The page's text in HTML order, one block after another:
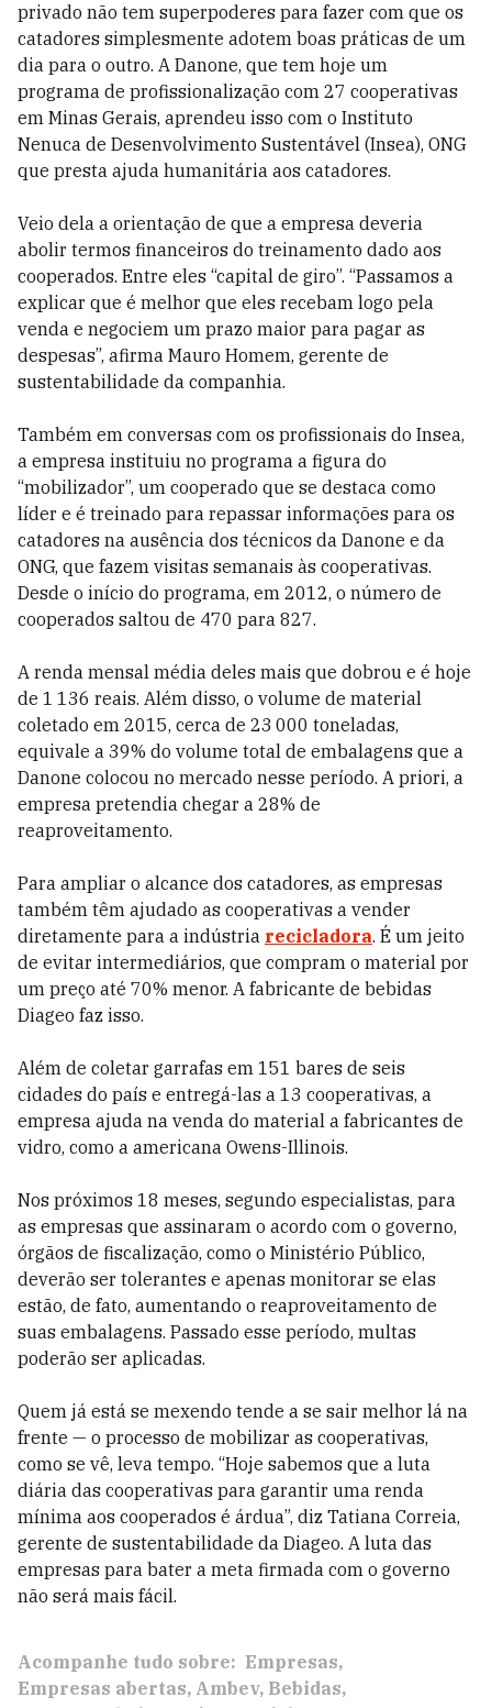
privado não tem superpoderes para fazer com que os
catadores simplesmente adotem boas práticas de um
dia para o outro. A Danone, que tem hoje um
programa de profissionalização com 27 cooperativas
em Minas Gerais, aprendeu isso com o Instituto
Nenuca de Desenvolvimento Sustentável (Insea), ONG
que presta ajuda humanitária aos catadores.
Veio dela a orientação de que a empresa deveria
abolir termos financeiros do treinamento dado aos
cooperados. Entre eles “capital de giro”. “Passamos a
explicar que é melhor que eles recebam logo pela
venda e negociem um prazo maior para pagar as
despesas”, afirma Mauro Homem, gerente de
sustentabilidade da companhia.
Também em conversas com os profissionais do Insea,
a empresa instituiu no programa a figura do
“mobilizador”, um cooperado que se destaca como
líder e é treinado para repassar informações para os
catadores na ausência dos técnicos da Danone e da
ONG, que fazem visitas semanais às cooperativas.
Desde o início do programa, em 2012, o número de
cooperados saltou de 470 para 827.
A renda mensal média deles mais que dobrou e é hoje
de 1 136 reais. Além disso, o volume de material
coletado em 2015, cerca de 23 000 toneladas,
equivale a 39% do volume total de embalagens que a
Danone colocou no mercado nesse período. A priori, a
empresa pretendia chegar a 28% de
reaproveitamento.
Para ampliar o alcance dos catadores, as empresas
também têm ajudado as cooperativas a vender
diretamente para a indústria recicladora. É um jeito
de evitar intermediários, que compram o material por
um preço até 70% menor. A fabricante de bebidas
Diageo faz isso.
Além de coletar garrafas em 151 bares de seis
cidades do país e entregá-las a 13 cooperativas, a
empresa ajuda na venda do material a fabricantes de
vidro, como a americana Owens-Illinois.
Nos próximos 18 meses, segundo especialistas, para
as empresas que assinaram o acordo com o governo,
órgãos de fiscalização, como o Ministério Público,
deverão ser tolerantes e apenas monitorar se elas
estão, de fato, aumentando o reaproveitamento de
suas embalagens. Passado esse período, multas
poderão ser aplicadas.
Quem já está se mexendo tende a se sair melhor lá na
frente — o processo de mobilizar as cooperativas,
como se vê, leva tempo. “Hoje sabemos que a luta
diária das cooperativas para garantir uma renda
mínima aos cooperados é árdua”, diz Tatiana Correia,
gerente de sustentabilidade da Diageo. A luta das
empresas para bater a meta firmada com o governo
não será mais fácil.
Acompanhe tudo sobre: Empresas
Empresas abertas Ambev Bebidas